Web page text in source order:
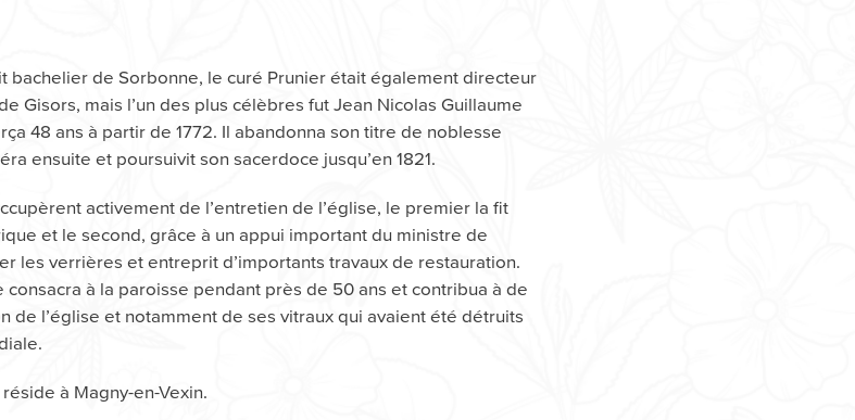
bachelier de Sorbonne, le curé Prunier était également directeur
Gisors, mais l’un des plus célèbres fut Jean Nicolas Guillaume
48 ans à partir de 1772. Il abandonna son titre de noblesse
ensuite et poursuivit son sacerdoce jusqu’en 1821.
activement de l’entretien de l’église, le premier la fit
et le second, grâce à un appui important du ministre de
les verrières et entreprit d’importants travaux de restauration.
consacra à la paroisse pendant près de 50 ans et contribua à de
de l’église et notamment de ses vitraux qui avaient été détruits
à Magny-en-Vexin.